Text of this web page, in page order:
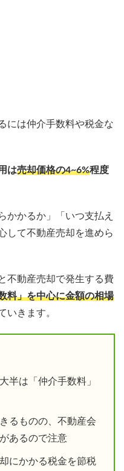
には仲介手数料や税金な
は売却価格の4~6%程度
かかるか」「いつ支払え
して不動産売却を進めら
不動産売却で発生する費
料」を中心に金額の相場
いきます。
半は「仲介手数料」
るものの、不動産会
あるので注意
にかかる税金を節税